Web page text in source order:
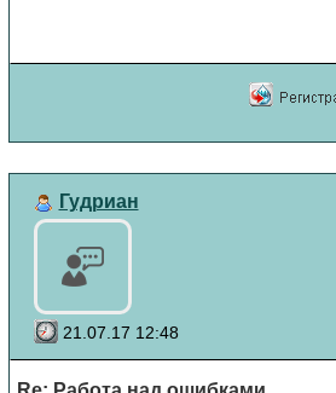
Гудриан
21.07.17 12:48